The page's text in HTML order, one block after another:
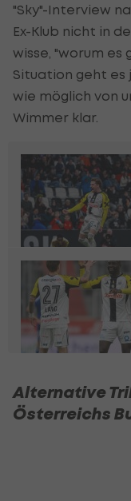
"Sky"-Interview
Ex-Klub nicht in
wisse, "worum es
Situation geht es
wie möglich von
Wimmer klar.
Alternative
Österreichs